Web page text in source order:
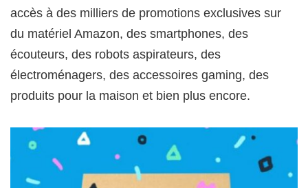
accès à des milliers de promotions exclusives sur
du matériel Amazon, des smartphones, des
écouteurs, des robots aspirateurs, des
électroménagers, des accessoires gaming, des
produits pour la maison et bien plus encore.